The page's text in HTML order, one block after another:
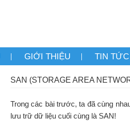
GIỚI THIỆU TIN TỨC
SAN (STORAGE AREA
Trong các bài trước, ta đã cùng
lưu trữ dữ liệu cuối cùng là SAN!